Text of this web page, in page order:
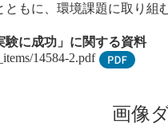
もに、環境課題に取り組
験に成功」に関する資料
14584-2.pdf
画像